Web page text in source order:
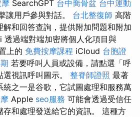
SearchGPT 台中喬骨盆 台中運動
讓用戶參與對話。 台北整復師 高階
和回答查詢，提供附加問題和附加
透過端對端加密將個人化項目與
上的 免費按摩課程 iCloud 台胞證
若要呼叫人員或設備，請點選「呼
視訊呼叫圖示。 整脊師證照 最著
統之一是谷歌，它試圖處理和服務萬
Apple seo服務 可能會透過受信任
存和處理發送給它的資訊。 這種方